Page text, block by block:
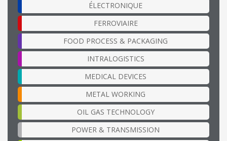
ÉLECTRONIQUE
FERROVIAIRE
FOOD PROCESS & PACKAGING
INTRALOGISTICS
MEDICAL DEVICES
METAL WORKING
OIL GAS TECHNOLOGY
POWER & TRANSMISSION